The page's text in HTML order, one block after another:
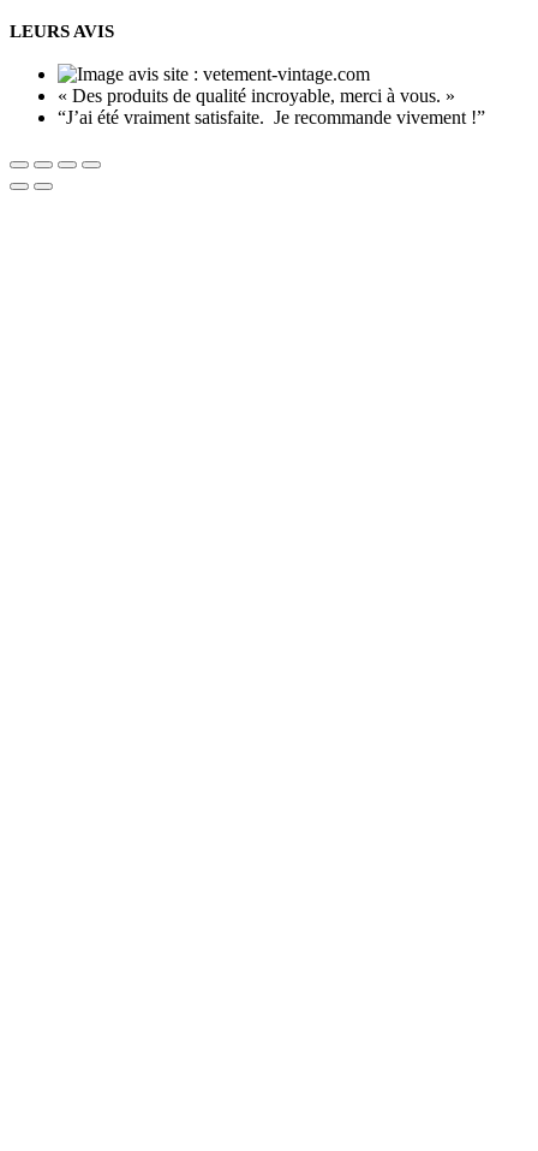
LEURS AVIS
« Des produits de qualité incroyable, merci à vous. »
“J’ai été vraiment satisfaite. Je recommande vivement !”